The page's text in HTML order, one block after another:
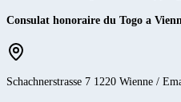
Consulat honoraire du Togo a
Schachnerstrasse 7 1220 Wienne /